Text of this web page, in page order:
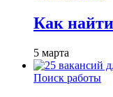
Как
5 марта
Поиск работы